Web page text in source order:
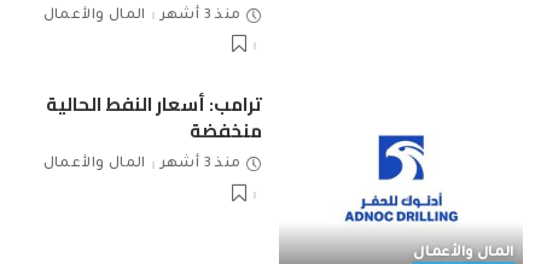
منذ 3 أشهر المال والأعمال
المال والأعمال
ترامب: أسعار النفط الحالية
منخفضة
منذ 3 أشهر المال والأعمال